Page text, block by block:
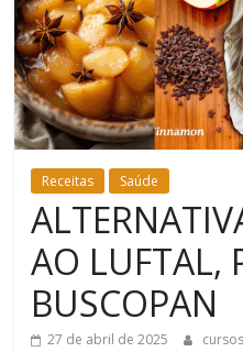
Estar
Receitas Saúde
AO LUFTAL,
BUSCOPAN
27 de abril de 2025